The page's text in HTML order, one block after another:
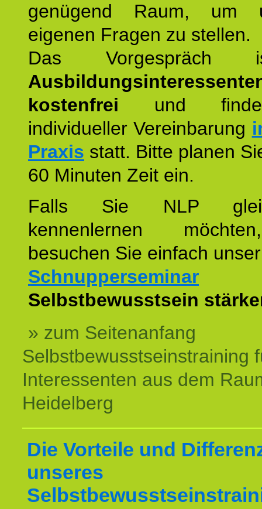
genügend Raum, um
eigenen Fragen zu stellen.
Das
kostenfrei und
individueller Vereinbarung
Praxis statt. Bitte planen
60 Minuten Zeit ein.
Falls Sie NLP
kennenlernen
besuchen Sie einfach unser
Schnupperseminar
Selbstbewusstsein
» zum Seitenanfang
Selbstbewusstseinstraining
Interessenten aus dem
Heidelberg
Die Vorteile und
unseres